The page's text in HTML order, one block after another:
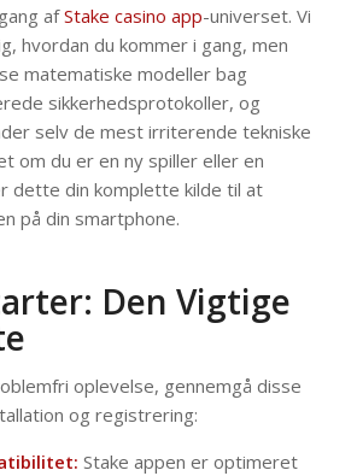
afStake casino app-universet. Vi
hvordan du kommer i gang, men
matematiske modeller bag
sikkerhedsprotokoller, og
selv de mest irriterende tekniske
om du er en ny spiller eller en
dette din komplette kilde til at
på din smartphone.
Den Vigtige
oplevelse, gennemgå disse
og registrering:
Stake appen er optimeret